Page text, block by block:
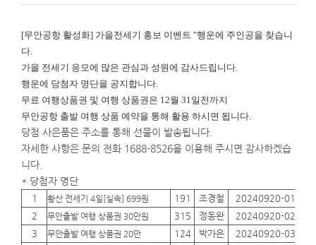
[무안공항 활성화] 가을전세기 홍보 이벤트 "행운에 주인공을 찾습니
다.
가을 전세기 응모에 많은 관심과 성원에 감사드립니다.
행운에 당첨자 명단을 공지합니다.
무료 여행상품권 및 여행 상품권은 12월 31일전까지
무안공항 출발 여행 상품 예약을 통해 활용 하시면 됩니다.
당첨 사은품은 주소를 통해 선물이 발송됩니다.
자세한 사항은 문의 전화 1688-8526을 이용해 주시면 감사하겠습
니다.
* 당첨자 명단
1 황산 전세기 4일[실속] 699원 191 조경철 20240920-01
2
무안출발 여행 상품권 30만원 315 정동완 20240920-02
3
무안출발 여행 상품권 20만 124 박가은 20240920-03